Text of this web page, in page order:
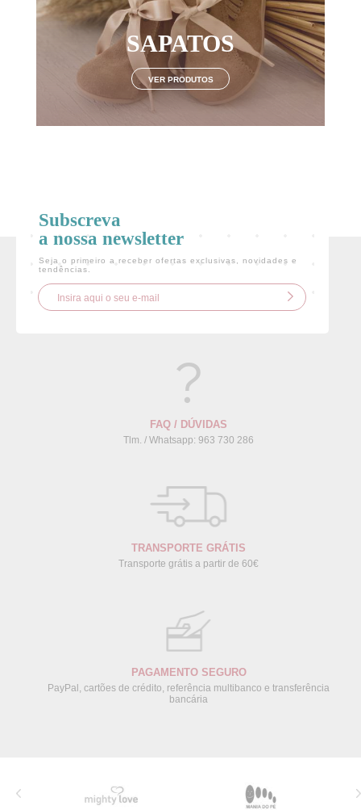
CRIAR NOVO CLIENTE
SAPATOS
VER PRODUTOS
Subscreva
a nossa newsletter
Seja o primeiro a receber ofertas exclusivas, novidades e
tendências.
FAQ / DÚVIDAS
Tlm. / Whatsapp: 963 730 286
TRANSPORTE GRÁTIS
Transporte grátis a partir de 60€
PAGAMENTO SEGURO
PayPal, cartões de crédito, referência multibanco e transferência
bancária